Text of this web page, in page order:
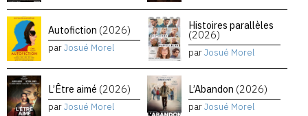
Autofiction (2026)
parJosué Morel
Histoires parallèles
(2026)
parJosué Morel
L’Être aimé (2026)
parJosué Morel
L’Abandon (2026)
parJosué Morel